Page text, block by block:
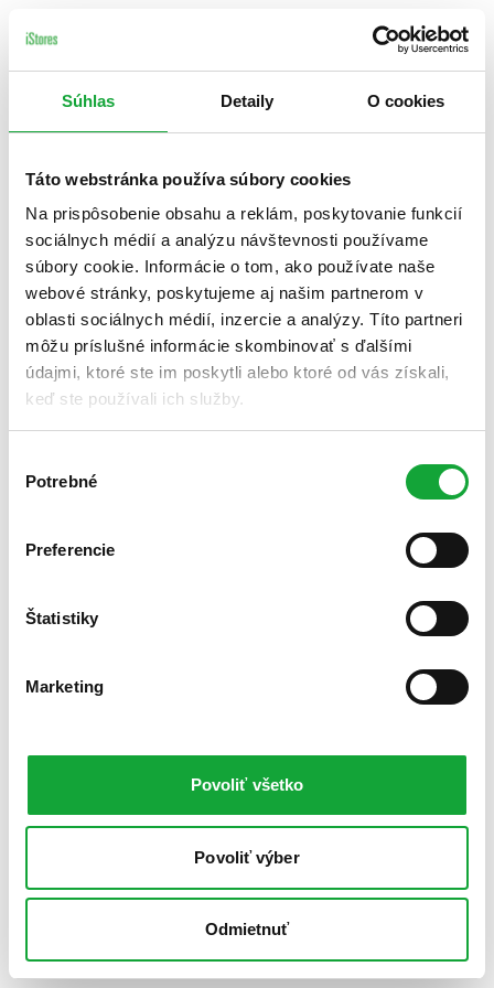
Súhlas Detaily O cookies
Táto webstránka používa súbory cookies
Na prispôsobenie obsahu a reklám, poskytovanie funkcií
sociálnych médií a analýzu návštevnosti používame
súbory cookie. Informácie o tom, ako používate naše
webové stránky, poskytujeme aj našim partnerom v
oblasti sociálnych médií, inzercie a analýzy. Títo partneri
môžu príslušné informácie skombinovať s ďalšími
údajmi, ktoré ste im poskytli alebo ktoré od vás získali,
keď ste používali ich služby.
súhlasu
Potrebné
Preferencie
Štatistiky
Marketing
Povoliť všetko
Povoliť výber
Odmietnuť